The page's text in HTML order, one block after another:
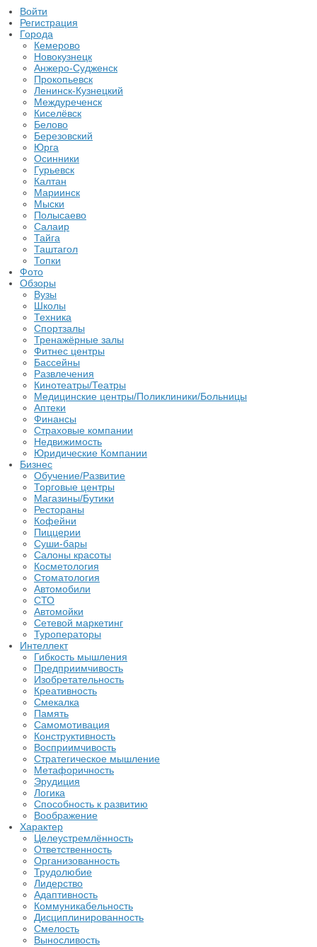
Войти
Регистрация
Города
Кемерово
Новокузнецк
Анжеро-Судженск
Прокопьевск
Ленинск-Кузнецкий
Междуреченск
Киселёвск
Белово
Березовский
Юрга
Осинники
Гурьевск
Калтан
Мариинск
Мыски
Полысаево
Салаир
Тайга
Таштагол
Топки
Фото
Обзоры
Вузы
Школы
Техника
Спортзалы
Тренажёрные залы
Фитнес центры
Бассейны
Развлечения
Кинотеатры/Театры
Медицинские центры/Поликлиники/Больницы
Аптеки
Финансы
Страховые компании
Недвижимость
Юридические Компании
Бизнес
Обучение/Развитие
Торговые центры
Магазины/Бутики
Рестораны
Кофейни
Пиццерии
Суши-бары
Салоны красоты
Косметология
Стоматология
Автомобили
СТО
Автомойки
Сетевой маркетинг
Туроператоры
Интеллект
Гибкость мышления
Предприимчивость
Изобретательность
Креативность
Смекалка
Память
Самомотивация
Конструктивность
Восприимчивость
Стратегическое мышление
Метафоричность
Эрудиция
Логика
Способность к развитию
Воображение
Характер
Целеустремлённость
Ответственность
Организованность
Трудолюбие
Лидерство
Адаптивность
Коммуникабельность
Дисциплинированность
Смелость
Выносливость